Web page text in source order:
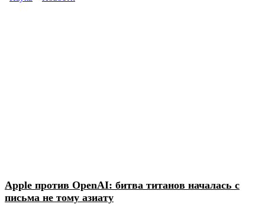
Apple против OpenAI: битва титанов началась с
письма не тому азиату